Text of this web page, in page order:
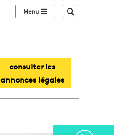
Sidebar (barre
consulter les
annonces légales